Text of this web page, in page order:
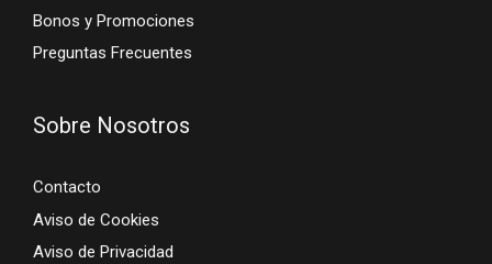
Bonos y Promociones
Preguntas Frecuentes
Sobre Nosotros
Contacto
Aviso de Cookies
Aviso de Privacidad